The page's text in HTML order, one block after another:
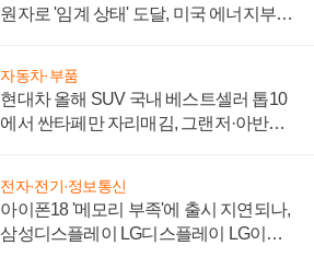
원자로 '임계 상태' 도달, 미국 에너지부
자동차·부품
현대차 올해 SUV 국내 베스트셀러 톱10
에서 싼타페만 자리매김, 그랜저·아반떼
전자·전기·정보통신
아이폰18 '메모리 부족'에 출시 지연되나,
삼성디스플레이 LG디스플레이 LG이노